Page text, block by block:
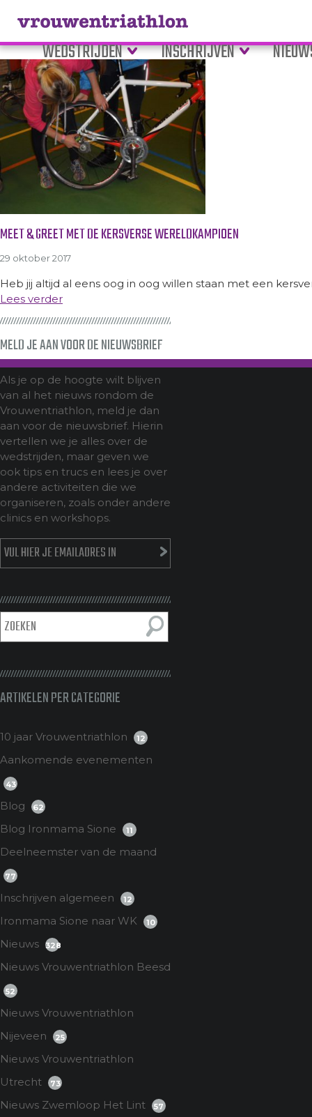
WEDSTRIJDEN INSCHRIJVEN
Tag Archive: lezing
MEET & GREET MET DE KERSVERSE WERELDKAMPIOEN
29 oktober 2017
Heb jij altijd al eens oog in oog willen staan met een
Lees verder
MELD JE AAN VOOR DE NIEUWSBRIEF
Als je op de hoogte wilt blijven
van al het nieuws rondom de
Vrouwentriathlon, meld je dan
aan voor de nieuwsbrief. Hierin
vertellen we je alles over de
wedstrijden, maar geven we
ook tips en trucs en lees je over
andere activiteiten die we
organiseren, zoals onder andere
clinics en workshops.
ARTIKELEN PER CATEGORIE
10 jaar Vrouwentriathlon 12
Aankomende evenementen
43
Blog 62
Blog Ironmama Sione 11
Deelneemster van de maand
77
Inschrijven algemeen 12
Ironmama Sione naar WK 10
Nieuws 328
Nieuws Vrouwentriathlon Beesd
52
Nieuws Vrouwentriathlon
Nijeveen
25
Nieuws Vrouwentriathlon
Utrecht
73
Nieuws Zwemloop Het Lint 57